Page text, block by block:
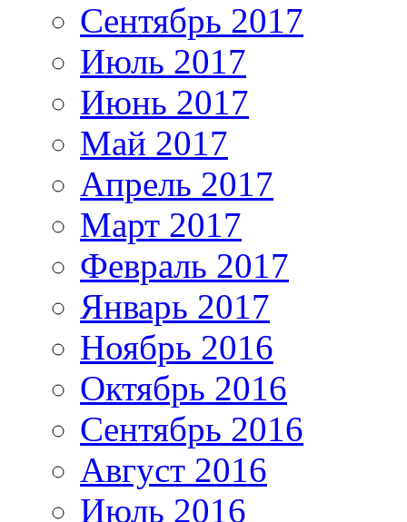
Сентябрь 2017
Июль 2017
Июнь 2017
Май 2017
Апрель 2017
Март 2017
Февраль 2017
Январь 2017
Ноябрь 2016
Октябрь 2016
Сентябрь 2016
Август 2016
Июль 2016